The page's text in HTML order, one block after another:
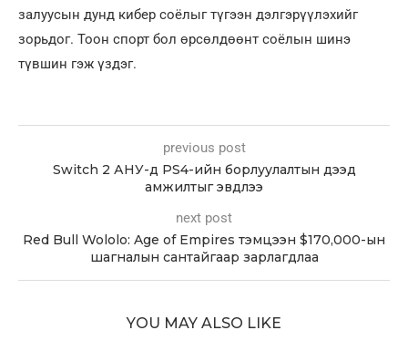
залуусын дунд кибер соёлыг түгээн дэлгэрүүлэхийг
зорьдог. Тоон спорт бол өрсөлдөөнт соёлын шинэ
түвшин гэж үздэг.
previous post
Switch 2 АНУ-д PS4-ийн борлуулалтын дээд
амжилтыг эвдлээ
next post
Red Bull Wololo: Age of Empires тэмцээн $170,000-ын
шагналын сантайгаар зарлагдлаа
YOU MAY ALSO LIKE